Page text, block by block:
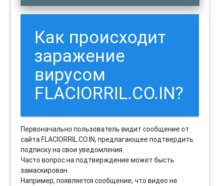
Как происходит
заражение
вирусом
FLACIORRIL.CO.IN?
Первоначально пользователь видит сообщение от
сайта FLACIORRIL.CO.IN, предлагающее подтвердить
подписку на свои уведомления.
Часто вопрос на подтверждение может бысть
замаскирован.
Например, появляется сообщение, что видео не